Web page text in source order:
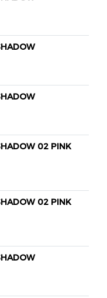
02 PINK
02 PINK